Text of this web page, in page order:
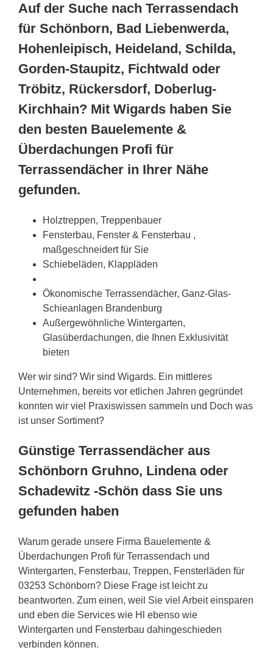
Auf der Suche nach Terrassendach
für Schönborn, Bad Liebenwerda,
Hohenleipisch, Heideland, Schilda,
Gorden-Staupitz, Fichtwald oder
Tröbitz, Rückersdorf, Doberlug-
Kirchhain? Mit Wigards haben Sie
den besten Bauelemente &
Überdachungen Profi für
Terrassendächer in Ihrer Nähe
gefunden.
Holztreppen, Treppenbauer
Fensterbau, Fenster & Fensterbau ,
maßgeschneidert für Sie
Schiebeläden, Klappläden
Ökonomische Terrassendächer, Ganz-Glas-
Schieanlagen Brandenburg
Außergewöhnliche Wintergarten,
Glasüberdachungen, die Ihnen Exklusivität
bieten
Wer wir sind? Wir sind Wigards. Ein mittleres
Unternehmen, bereits vor etlichen Jahren gegründet
konnten wir viel Praxiswissen sammeln und Doch was
ist unser Sortiment?
Günstige Terrassendächer aus
Schönborn Gruhno, Lindena oder
Schadewitz -Schön dass Sie uns
gefunden haben
Warum gerade unsere Firma Bauelemente &
Überdachungen Profi für Terrassendach und
Wintergarten, Fensterbau, Treppen, Fensterläden für
03253 Schönborn? Diese Frage ist leicht zu
beantworten. Zum einen, weil Sie viel Arbeit einsparen
und eben die Services wie Hl ebenso wie
Wintergarten und Fensterbau dahingeschieden
verbinden können.